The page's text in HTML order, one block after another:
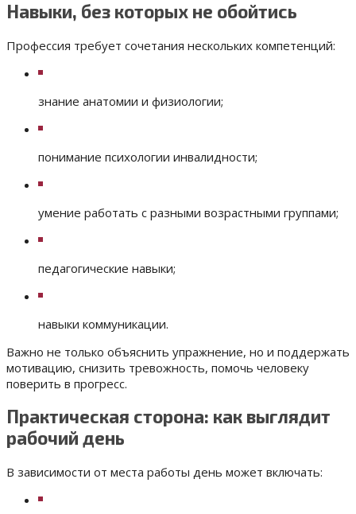
Навыки, без которых не обойтись
Профессия требует сочетания нескольких компетенций:
знание анатомии и физиологии;
понимание психологии инвалидности;
умение работать с разными возрастными группами;
педагогические навыки;
навыки коммуникации.
Важно не только объяснить упражнение, но и поддержать
мотивацию, снизить тревожность, помочь человеку
поверить в прогресс.
Практическая сторона: как выглядит
рабочий день
В зависимости от места работы день может включать: